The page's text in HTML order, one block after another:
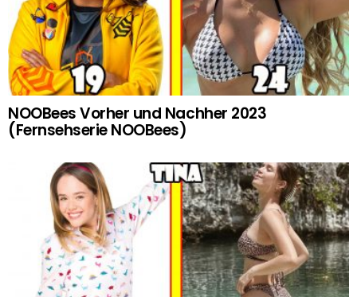
NOOBees Vorher und Nachher 2023
(Fernsehserie NOOBees)